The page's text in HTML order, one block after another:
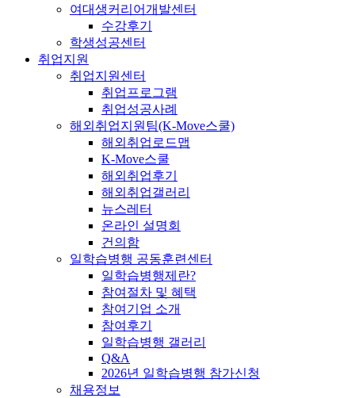
여대생커리어개발센터
수강후기
학생성공센터
취업지원
취업지원센터
취업프로그램
취업성공사례
해외취업지원팀(K-Move스쿨)
해외취업로드맵
K-Move스쿨
해외취업후기
해외취업갤러리
뉴스레터
온라인 설명회
건의함
일학습병행 공동훈련센터
일학습병행제란?
참여절차 및 혜택
참여기업 소개
참여후기
일학습병행 갤러리
Q&A
2026년 일학습병행 참가신청
채용정보